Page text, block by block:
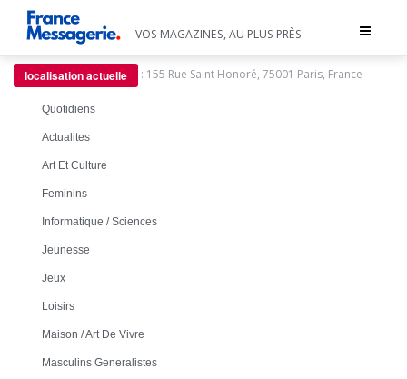
Toggle
VOS MAGAZINES, AU PLUS PRÈS
localisation actuelle : 155 Rue Saint Honoré, 75001 Paris, France
Quotidiens
Actualites
Art Et Culture
Feminins
Informatique / Sciences
Jeunesse
Jeux
Loisirs
Maison / Art De Vivre
Masculins Generalistes